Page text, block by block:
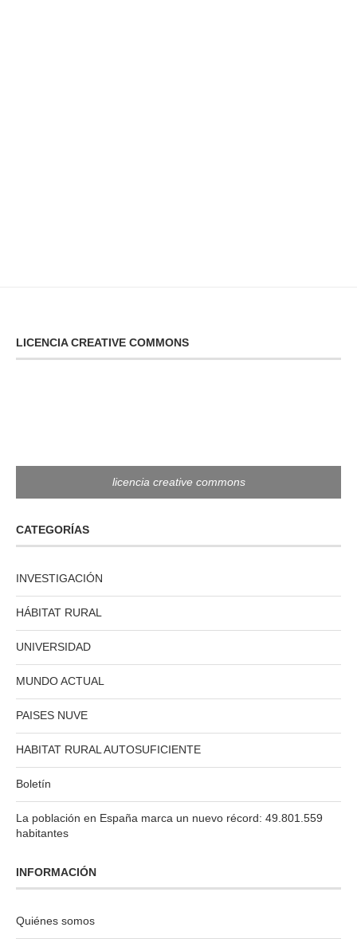
LICENCIA CREATIVE COMMONS
licencia creative commons
CATEGORÍAS
INVESTIGACIÓN
HÁBITAT RURAL
UNIVERSIDAD
MUNDO ACTUAL
PAISES NUVE
HABITAT RURAL AUTOSUFICIENTE
Boletín
La población en España marca un nuevo récord: 49.801.559
habitantes
INFORMACIÓN
Quiénes somos